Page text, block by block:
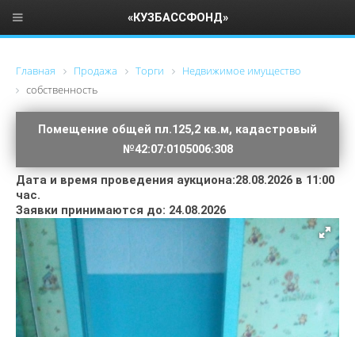
Главная Продажа Торги
Недвижимое имущество
cобственность
Помещение общей пл.125,2 кв.м, кадастровый
№42:07:0105006:308
Дата и время проведения аукциона:28.08.2026 в 11:00
час.
Заявки принимаются до: 24.08.2026
«КУЗБАССФОНД»